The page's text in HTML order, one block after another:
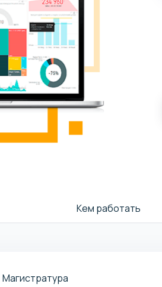
Кем работать
Магистратура